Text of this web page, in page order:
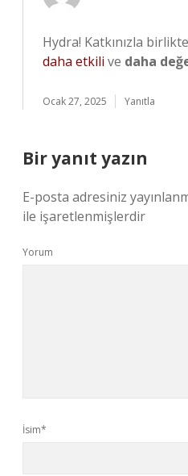
Hydra! Katkınızla
daha etkili ve daha
Ocak 27, 2025 Yanıtla
Bir yanıt yazın
E-posta adresiniz
ile işaretlenmişlerdir
Yorum
İsim*